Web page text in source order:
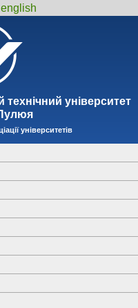
english
технiчний унiверситет
університетів